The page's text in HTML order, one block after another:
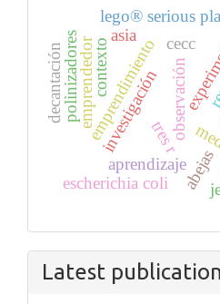
investigación
aprendizaje
observación
emprendimiento
emprendedor
lego® serious
tres r
abejas
polinizadores
escherichia coli
contexto cecc
decantación
asia
Latest